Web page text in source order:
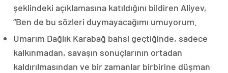
şeklindeki açıklamasına katıldığını bildiren Aliyev,
“Ben de bu sözleri duymayacağımı umuyorum.
Umarım Dağlık Karabağ bahsi geçtiğinde, sadece
kalkınmadan, savaşın sonuçlarının ortadan
kaldırılmasından ve bir zamanlar birbirine düşman